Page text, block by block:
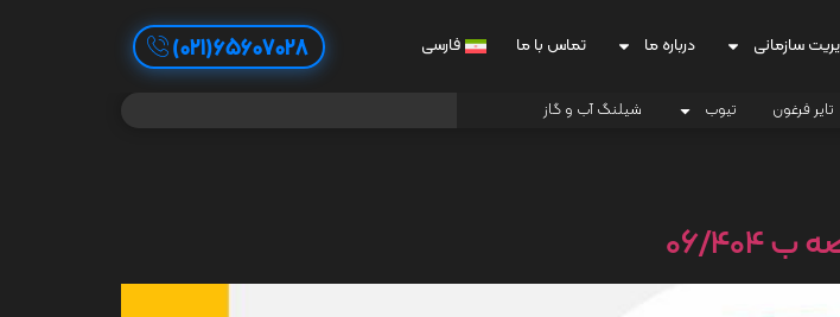
سازمانی درباره ما تماس با ما فارسی 65607028(021)
تایر فرغون تیوب شیلنگ آب و گاز
404